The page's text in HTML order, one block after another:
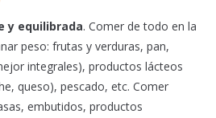
y equilibrada. Comer de todo en la
peso: frutas y verduras, pan,
integrales), productos lácteos
queso), pescado, etc. Comer
embutidos, productos